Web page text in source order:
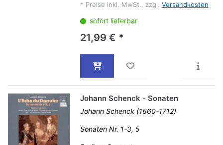
* Preise inkl. MwSt., zzgl. Versandkosten
sofort lieferbar
21,99 € *
Johann Schenck - Sonaten
Johann Schenck (1660-1712)
Sonaten Nr. 1-3, 5